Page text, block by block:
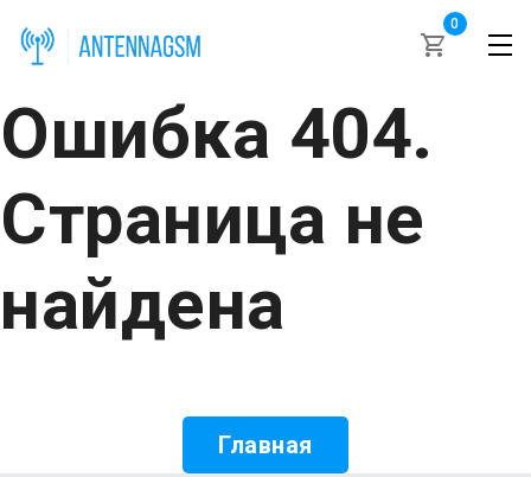
0
Ошибка 404.
Страница не
найдена
Главная